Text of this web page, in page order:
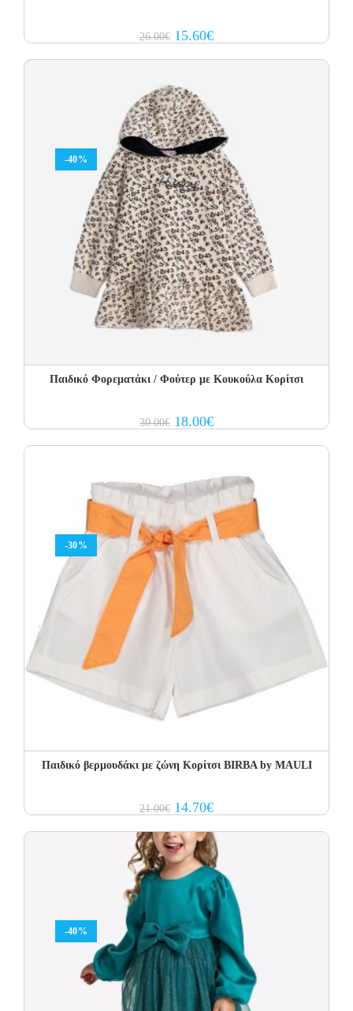
26.00€ Original
price
15.60€Current
price
-40%
Παιδικό Φορεματάκι / Φούτερ με Κουκούλα Κορίτσι
30.00€ Original
price
18.00€Current
price
-30%
Παιδικό βερμουδάκι με ζώνη Κορίτσι BIRBA by MAULI
21.00€ Original
price
21.00€.
14.70€Current
price
14.70€.
-40%